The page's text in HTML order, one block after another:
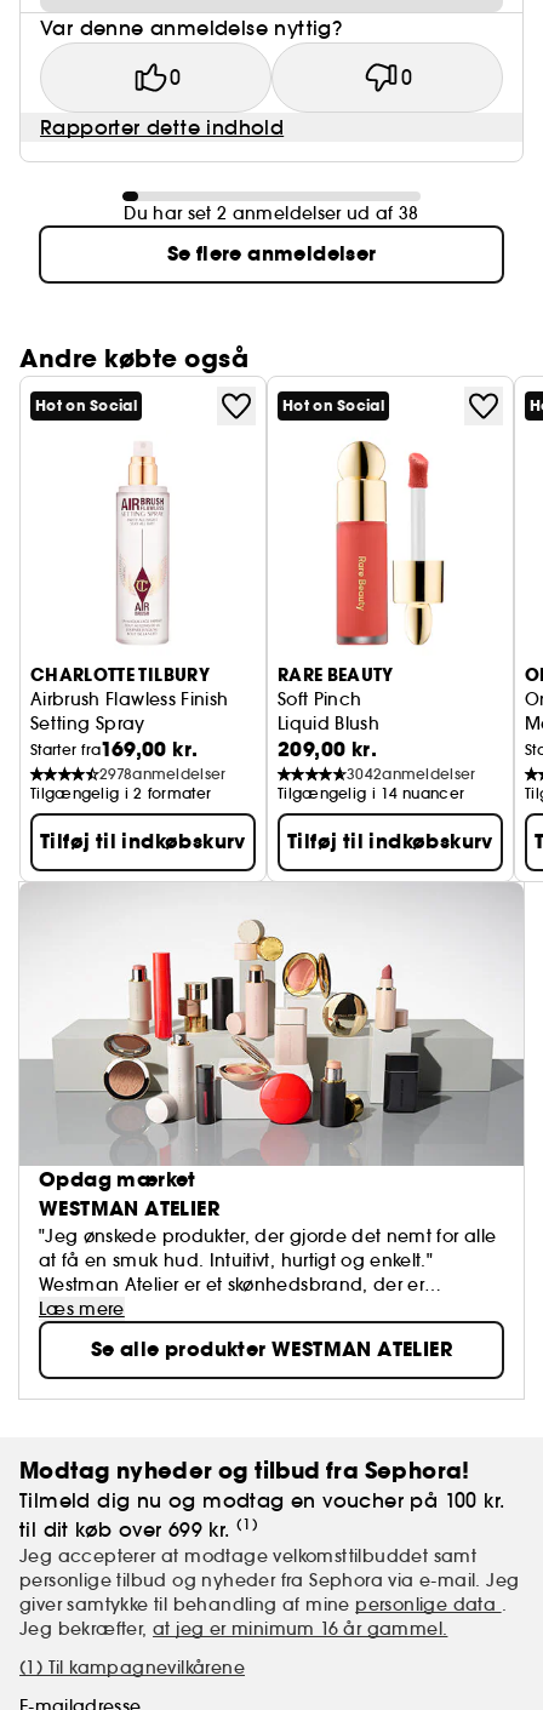
Var denne anmeldelse nyttig?
0 0
Rapporter dette indhold
Du har set 2 anmeldelser ud af 38
Se flere anmeldelser
Andre købte også
Hot on Social
CHARLOTTE TILBURY
Airbrush Flawless Finish
Setting Spray
Fikseringsspray til makeup
Starter fra169,00 kr.
2978anmeldelser
Tilgængelig i 2 formater
Tilføj til indkøbskurv
Hot on Social
RARE BEAUTY
Soft Pinch
Liquid Blush
209,00 kr.
3042anmeldelser
Tilgængelig i 14 nuancer
Tilføj til indkøbskurv
Opdag mærket
WESTMAN ATELIER
"Jeg ønskede produkter, der gjorde det nemt for alle
at få en smuk hud. Intuitivt, hurtigt og enkelt."
Westman Atelier er et skønhedsbrand, der er
grundlagt af makeupartisten Gucci Westman. Det
kombinerer højtydende pigmenter, nærende
hudplejeingredienser og sikre formler. Resultatet er et
nyt koncept, der gør det nemt for alle at skabe en
smuk hud, der er lige så behagelig at røre ved som
Læs mere
Se alle produkter WESTMAN ATELIER
Modtag nyheder og tilbud fra Sephora!
Tilmeld dig nu og modtag en voucher på 100 kr.
til dit køb over 699 kr. (1)
Jeg accepterer at modtage velkomsttilbuddet samt
personlige tilbud og nyheder fra Sephora via e-mail. Jeg
giver samtykke til behandling af mine personlige data .
Jeg bekræfter,at jeg er minimum 16 år gammel.
(1) Til kampagnevilkårene